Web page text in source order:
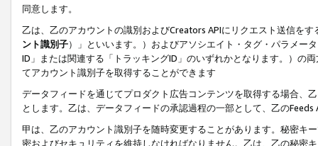
同意します。
乙は、乙のアカウントの識別およびCreators APIにリクエスト送信を
ント識別子）」といいます。）およびアソシエイト・タグ・パラメー
ID」または関連する「トラッキングID」のいずれかとなります。）の
てアカウント識別子を取得することができます
データフィードを通じてプロダクト広告コンテンツを取得する場合、
とします。乙は、データフィードの承認過程の一部として、乙の
甲は、乙のアカウント識別子を随時変更することがあります。秘密キ
密およびセキュリティを維持しなければなりません。乙は、乙の秘密